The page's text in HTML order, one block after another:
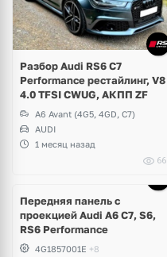
Разбор Audi RS6 C7
Performance рестайлинг, V8
4.0 TFSI CWUG, АКПП ZF
A6 Avant (4G5, 4GD, C7)
AUDI
1 месяц назад
66
Передняя панель с
проекцией Audi A6 C7, S6,
RS6 Performance
4G1857001E +8